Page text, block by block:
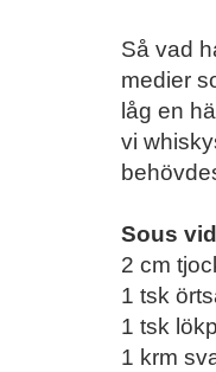
Så vad
medier
låg en
vi
Sous
2 cm
1 tsk
1 tsk
1 krm